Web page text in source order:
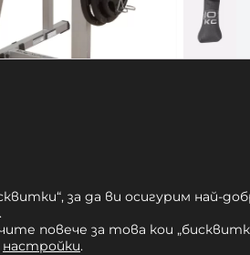
за да ви осигурим най-
повече за това кои
настройки.